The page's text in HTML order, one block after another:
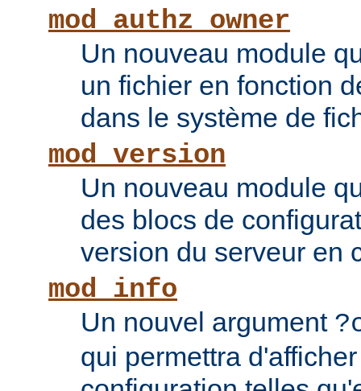
mod_authz_owner
Un nouveau module
un fichier en fonction
dans le système de
mod_version
Un nouveau module
des blocs de
version du serveur en
mod_info
Un nouvel argument
qui permettra